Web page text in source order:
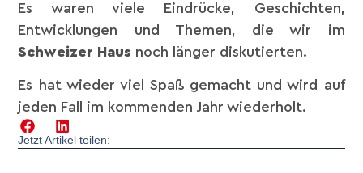
Es waren viele Eindrücke, Geschichten,
Entwicklungen und Themen, die wir im
Schweizer Haus noch länger diskutierten.
Es hat wieder viel Spaß gemacht und wird auf
jeden Fall im kommenden Jahr wiederholt.
Jetzt Artikel teilen: